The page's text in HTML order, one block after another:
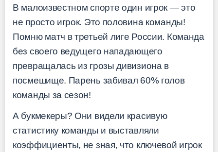
В малоизвестном спорте один игрок — это
не просто игрок. Это половина команды!
Помню матч в третьей лиге России. Команда
без своего ведущего нападающего
превращалась из грозы дивизиона в
посмешище. Парень забивал 60% голов
команды за сезон!
А букмекеры? Они видели красивую
статистику команды и выставляли
коэффициенты, не зная, что ключевой игрок